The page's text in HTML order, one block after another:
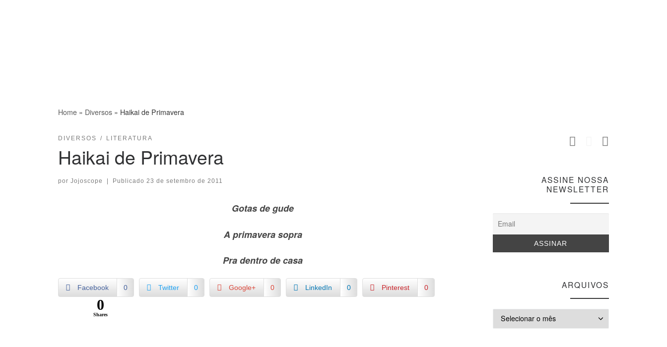
Home » Diversos » Haikai de Primavera
DIVERSOS LITERATURA
Haikai de Primavera
por Jojoscope Publicado 23 de setembro de 2011
Gotas de gude
A primavera sopra
Pra dentro de casa
Facebook 0 Twitter 0 Google+ 0 LinkedIn 0 Pinterest 0
0
Shares
ASSINE NOSSA
NEWSLETTER
ARQUIVOS